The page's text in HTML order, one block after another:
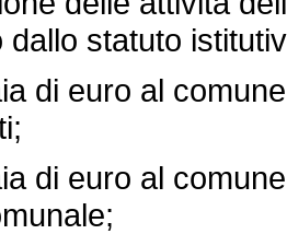
dallo statuto
di euro al
di euro al